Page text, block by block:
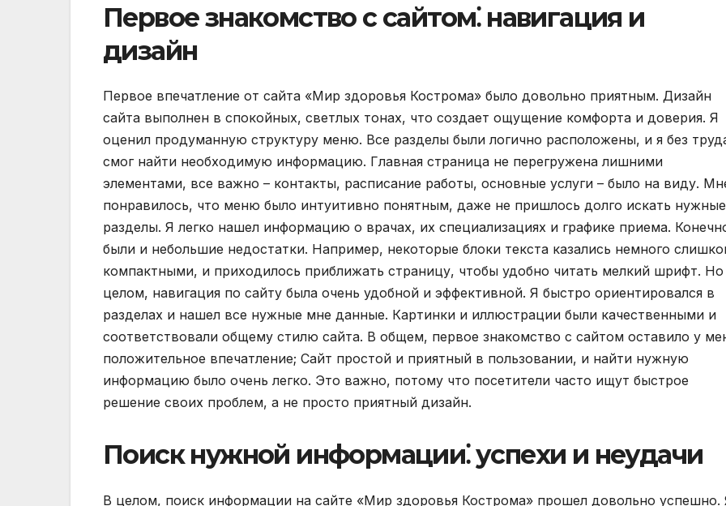
Первое знакомство с сайтом⁚ навигация и
дизайн
Первое впечатление от сайта «Мир здоровья Кострома» было довольно приятным. Дизайн
сайта выполнен в спокойных, светлых тонах, что создает ощущение комфорта и доверия. Я
оценил продуманную структуру меню. Все разделы были логично расположены, и я без
смог найти необходимую информацию. Главная страница не перегружена лишними
элементами, все важно – контакты, расписание работы, основные услуги – было на виду.
понравилось, что меню было интуитивно понятным, даже не пришлось долго искать нужные
разделы. Я легко нашел информацию о врачах, их специализациях и графике приема.
были и небольшие недостатки. Например, некоторые блоки текста казались немного
компактными, и приходилось приближать страницу, чтобы удобно читать мелкий шрифт.
целом, навигация по сайту была очень удобной и эффективной. Я быстро ориентировался в
разделах и нашел все нужные мне данные. Картинки и иллюстрации были качественными и
соответствовали общему стилю сайта. В общем, первое знакомство с сайтом оставило у
положительное впечатление; Сайт простой и приятный в пользовании, и найти нужную
информацию было очень легко. Это важно, потому что посетители часто ищут быстрое
решение своих проблем, а не просто приятный дизайн.
Поиск нужной информации⁚ успехи и неудачи
В целом, поиск информации на сайте «Мир здоровья Кострома» прошел довольно успешно.